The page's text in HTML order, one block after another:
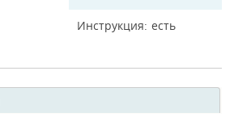
Инструкция есть